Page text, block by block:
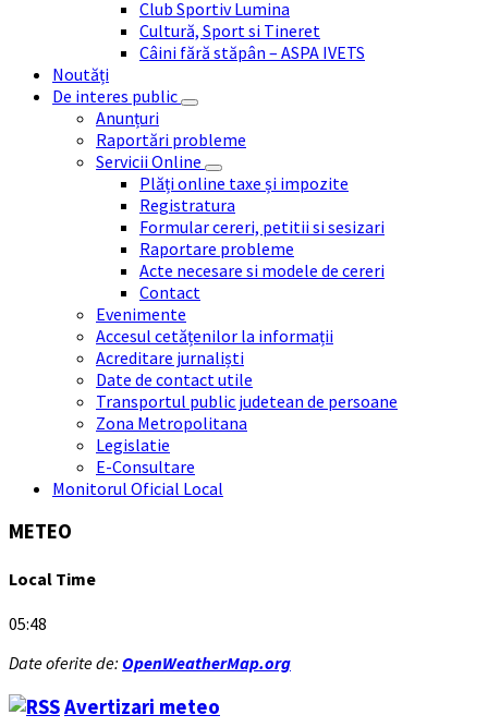
Club Sportiv Lumina
Cultură, Sport si Tineret
Câini fără stăpân – ASPA IVETS
Noutăți
De interes public
Anunțuri
Raportări probleme
Servicii Online
Plăți online taxe și impozite
Registratura
Formular cereri, petitii si sesizari
Raportare probleme
Acte necesare si modele de cereri
Contact
Evenimente
Accesul cetățenilor la informații
Acreditare jurnaliști
Date de contact utile
Transportul public judetean de persoane
Zona Metropolitana
Legislatie
E-Consultare
Monitorul Oficial Local
METEO
Local Time
05:48
Date oferite de: OpenWeatherMap.org
Avertizari meteo